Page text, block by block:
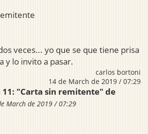
veces... yo que se que tiene prisa
y lo invito a pasar.
carlos bortoni
14 de March de 2019 / 07:29
11: "Carta sin remitente" de
March de 2019 / 07:29